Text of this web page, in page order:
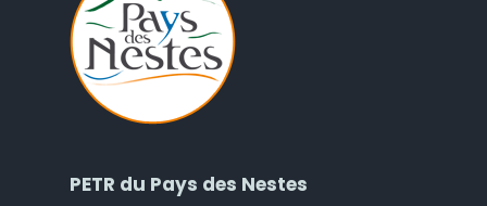
PETR du Pays des Nestes